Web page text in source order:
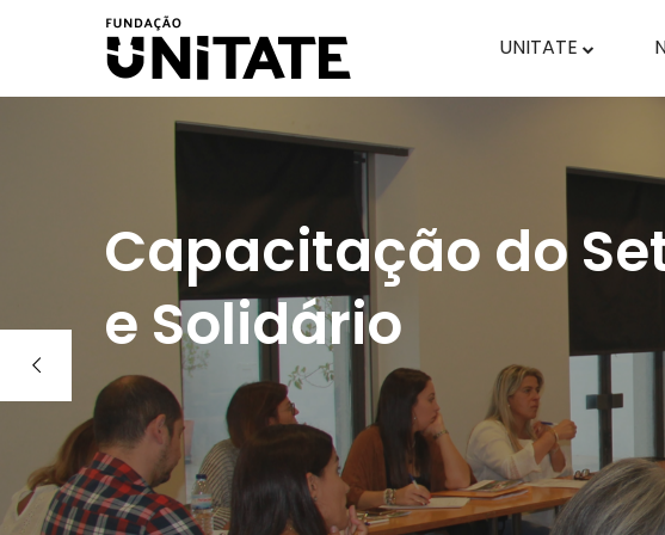
UNITATE
Capacitação do
e Solidário